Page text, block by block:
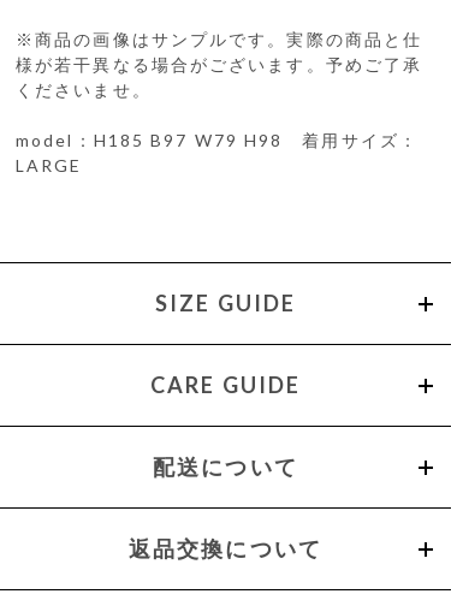
※商品の画像はサンプルです。実際の商品と仕
様が若干異なる場合がございます。予めご了承
くださいませ。
model：H185 B97 W79 H98 着用サイズ：
LARGE
SIZE GUIDE
CARE GUIDE
配送について
返品交換について